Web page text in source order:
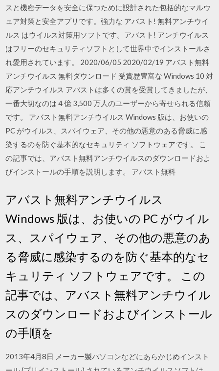
スと機密データを安全に保つために設計された包括的なマルウ
ェア対策と安全アプリです。強力な アバスト! 無料アンチウイ
ルス はウイルス対策用ソフトです。アバスト! アンチウイルス
はフリーのセキュリティソフトとして世界中でインストールさ
れ愛用されています。 2020/06/05 2020/02/19 アバスト無料
アンチウイルス 無料ダウンロード 受賞歴豊富な Windows 10 対
応アンチウイルス アバストは多くの賞を受賞してきましたが、
一番大切なのは 4 億 3,500 万人のユーザーから寄せられる信頼
です。 アバスト無料アンチウイルス Windows 版は、お使いの
PC がウイルス、スパイウェア、その他の悪意のある脅威に感
染するのを防ぐ基本的なセキュリティ ソフトウェアです。 こ
の記事では、アバスト無料アンチウイルスのダウンロードおよ
びインストールの手順を説明します。 アバスト無料
アバスト無料アンチウイルス
Windows 版は、お使いの PC がウイル
ス、スパイウェア、その他の悪意のあ
る脅威に感染するのを防ぐ基本的なセ
キュリティ ソフトウェアです。 この
記事では、アバスト無料アンチウイル
スのダウンロードおよびインストール
の手順を
2013年4月8日 メーカー製パソコンなどにあらかじめインスト